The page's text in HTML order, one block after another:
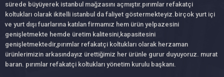
sürede büyüyerek istanbul mağzasını açmıştır.pırımlar refakatçi
koltukları olarak ikitelli istanbul da faliyet göstermekteyiz.birçok yurt içi
ve yurt dışı fuarlarına katılan firmamız hem ürün yelpazesini
genişletmekte hemde üretim kalitesini,kapasitesini
genişletmektedir,pırımlar refakatçi koltukları olarak herzaman
ürünlerimizin arkasındayız ürettiğimiz her ürünle gurur duyuyoruz. murat
baran. pırımlar refakatçi koltukları yönetim kurulu başkanı.